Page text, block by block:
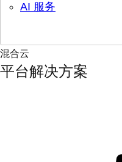
AI 服务
混合云
平台解决方案